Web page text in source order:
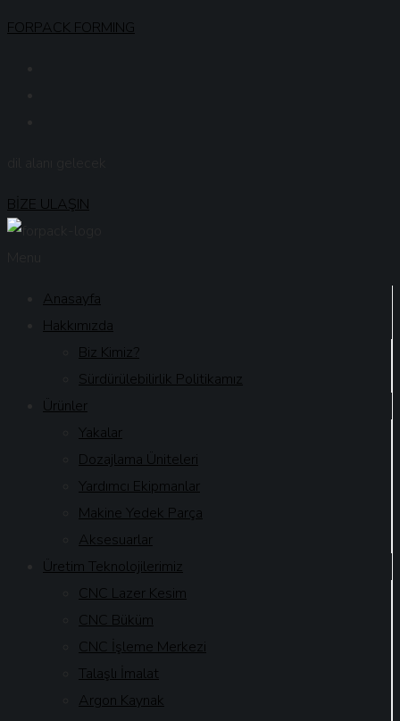
FORPACK FORMING
BİZE ULAŞIN
Anasayfa
Hakkımızda
Biz Kimiz?
Sürdürülebilirlik Politikamız
Ürünler
Yakalar
Dozajlama Üniteleri
Yardımcı Ekipmanlar
Makine Yedek Parça
Aksesuarlar
Üretim Teknolojilerimiz
CNC Lazer Kesim
CNC Büküm
CNC İşleme Merkezi
Talaşlı İmalat
Argon Kaynak